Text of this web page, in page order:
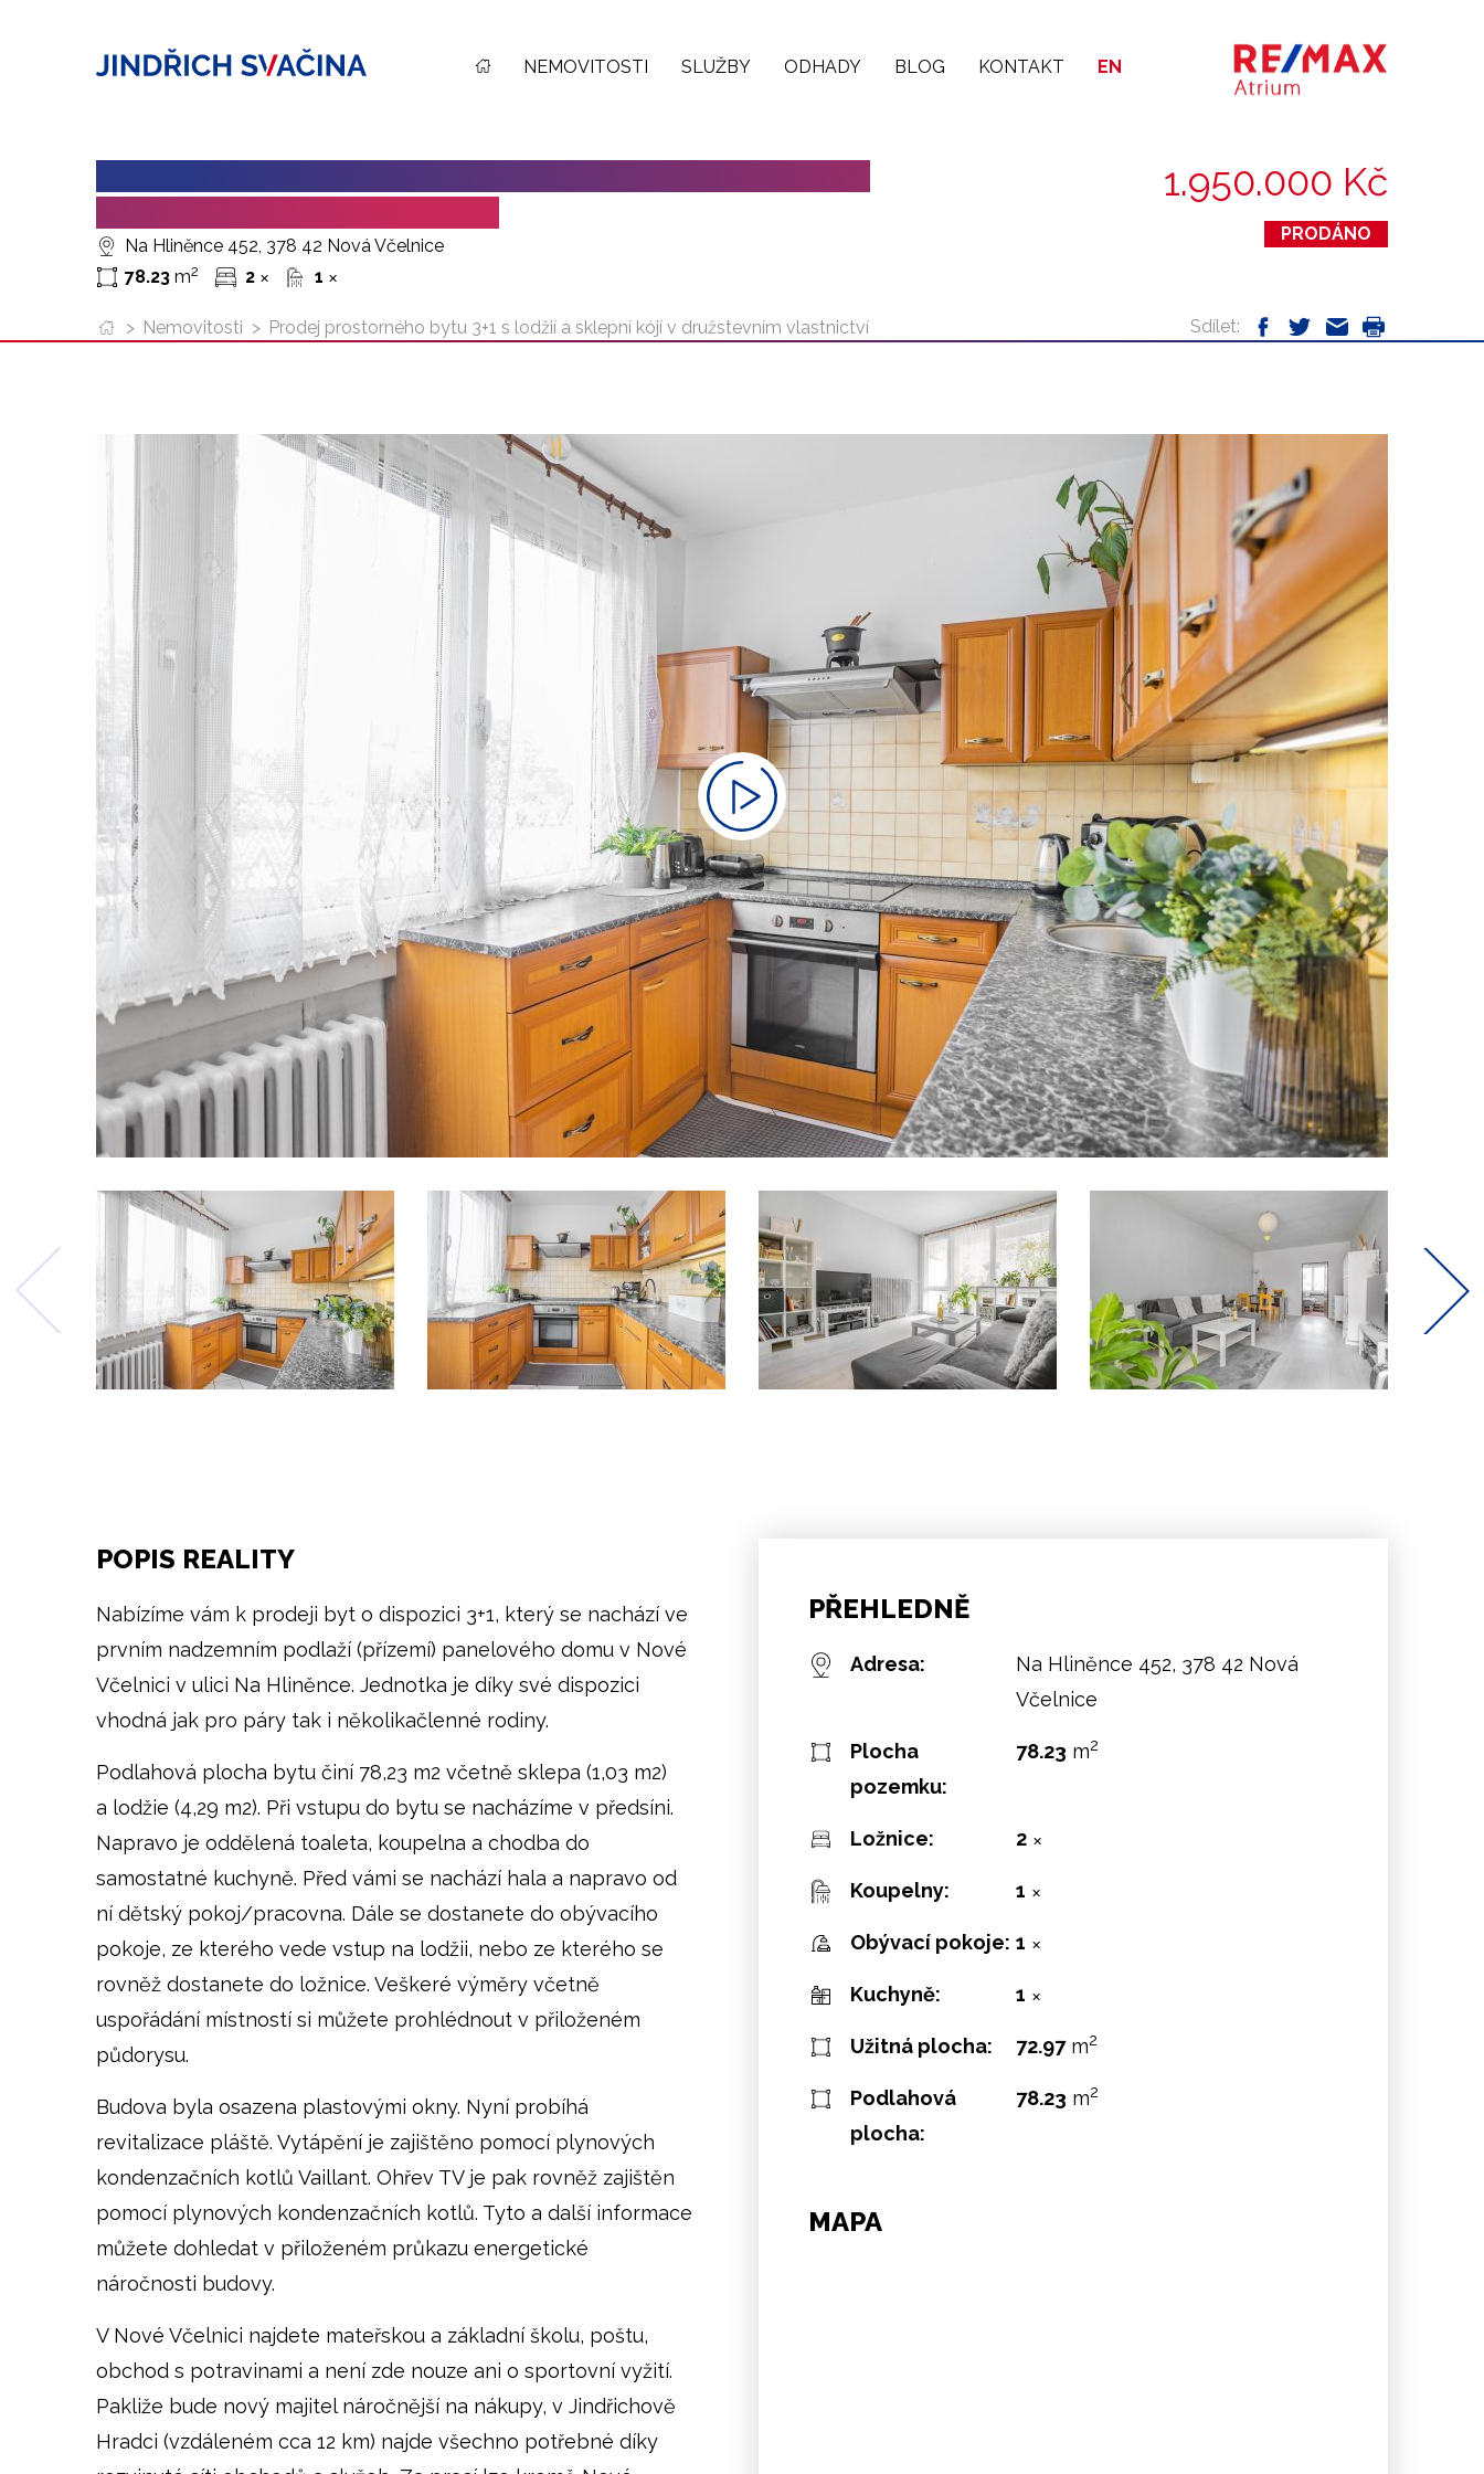
NEMOVITOSTI SLUŽBY ODHADY BLOG KONTAKT EN
Na Hliněnce 452, 378 42 Nová Včelnice
78.23 m2 2 ✕ 1 ✕
1.950.000 Kč
PRODÁNO
> Nemovitosti > Prodej prostorného bytu 3+1 s lodžií a sklepní kójí v družstevním vlastnictví Sdílet:
POPIS REALITY
Nabízíme vám k prodeji byt o dispozici 3+1, který se nachází ve
prvním nadzemním podlaží (přízemí) panelového domu v Nové
Včelnici v ulici Na Hliněnce. Jednotka je díky své dispozici
vhodná jak pro páry tak i několikačlenné rodiny.
Podlahová plocha bytu činí 78,23 m2 včetně sklepa (1,03 m2)
a lodžie (4,29 m2). Při vstupu do bytu se nacházíme v předsíni.
Napravo je oddělená toaleta, koupelna a chodba do
samostatné kuchyně. Před vámi se nachází hala a napravo od
ní dětský pokoj/pracovna. Dále se dostanete do obývacího
pokoje, ze kterého vede vstup na lodžii, nebo ze kterého se
rovněž dostanete do ložnice. Veškeré výměry včetně
uspořádání místností si můžete prohlédnout v přiloženém
půdorysu.
Budova byla osazena plastovými okny. Nyní probíhá
revitalizace pláště. Vytápění je zajištěno pomocí plynových
kondenzačních kotlů Vaillant. Ohřev TV je pak rovněž zajištěn
pomocí plynových kondenzačních kotlů. Tyto a další informace
můžete dohledat v přiloženém průkazu energetické
náročnosti budovy.
V Nové Včelnici najdete mateřskou a základní školu, poštu,
obchod s potravinami a není zde nouze ani o sportovní vyžití.
Pakliže bude nový majitel náročnější na nákupy, v Jindřichově
Hradci (vzdáleném cca 12 km) najde všechno potřebné díky
PŘEHLEDNĚ
Adresa:
Na Hliněnce 452, 378 42 Nová
Včelnice
Plocha
pozemku:
78.23 m2
Ložnice: 2 ✕
Koupelny: 1 ✕
Obývací pokoje: 1 ✕
Kuchyně: 1 ✕
Užitná plocha: 72.97m2
Podlahová
plocha:
78.23 m2
MAPA